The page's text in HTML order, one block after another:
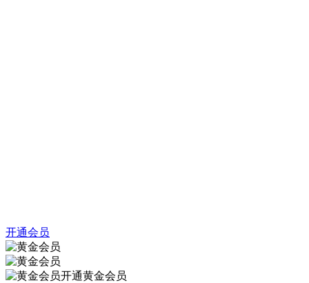
开通会员
开通黄金会员